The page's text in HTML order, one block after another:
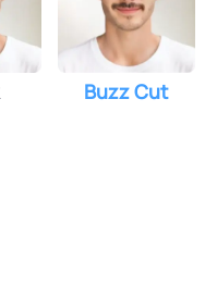
Buzz Cut